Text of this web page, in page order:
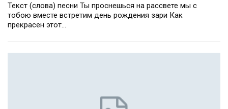
Текст (слова) песни Ты проснешься на рассвете мы с
тобою вместе встретим день рождения зари Как
прекрасен этот…